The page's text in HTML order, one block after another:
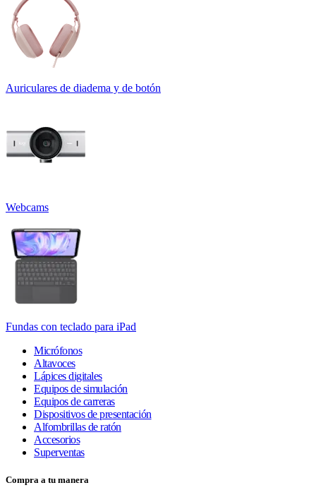
Auriculares de diadema y de botón
Webcams
Fundas con teclado para iPad
Micrófonos
Altavoces
Lápices digitales
Equipos de simulación
Equipos de carreras
Dispositivos de presentación
Alfombrillas de ratón
Accesorios
Superventas
Compra a tu manera